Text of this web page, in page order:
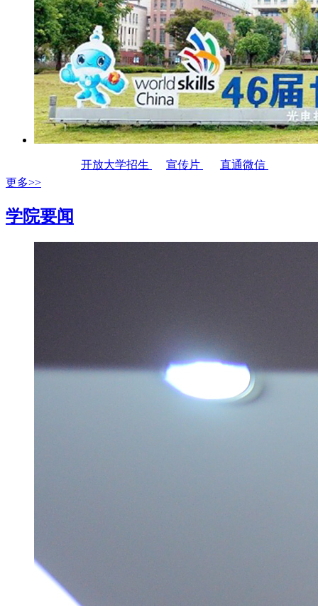
开放大学招生 宣传片
直通微信
更多>>
学院要闻